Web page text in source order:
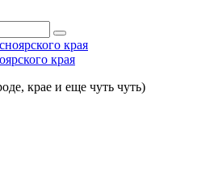
края
крае и еще чуть чуть)